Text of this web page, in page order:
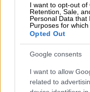
I want to opt-out of
Retention, Sale,
Personal Data that
Purposes for which
Opted Out
Google consents
I want to allow
related to
οικογένειά της.
της υποστήριξε
επιλογή για να
πλέον ενώ είπε
αναλαμβάνει την
Ο εισαγγελέας